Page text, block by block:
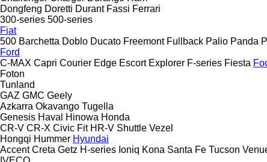
Dongfeng Doretti Durant Fassi Ferrari
300-series 500-series
Fiat
500 Barchetta Doblo Ducato Freemont Fullback Palio Panda
Ford
C-MAX Capri Courier Edge Escort Explorer F-series Fiesta
Foton
Tunland
GAZ GMC Geely
Azkarra Okavango Tugella
Genesis Haval Hinowa Honda
CR-V CR-X Civic Fit HR-V Shuttle Vezel
Hongqi Hummer Hyundai
Accent Creta Getz H-series Ioniq Kona Santa Fe Tucson